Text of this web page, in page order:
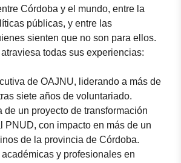
Córdoba y el mundo, entre la
públicas, y entre las
sienten que no son para ellos.
todas sus experiencias:
de OAJNU, liderando a más de
siete años de voluntariado.
de un proyecto de transformación
PNUD, con impacto en más de un
de la provincia de Córdoba.
y profesionales en